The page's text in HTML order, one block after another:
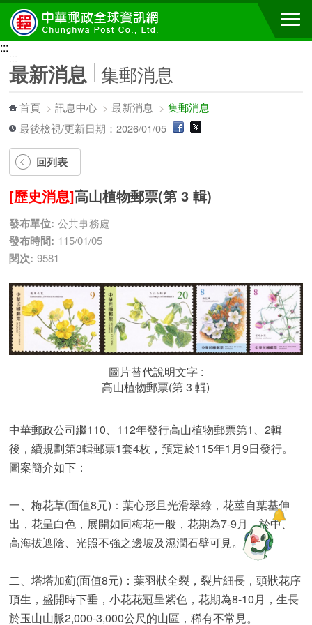
跳到主要內容區塊
:::
最新消息 集郵消息
首頁 >訊息中心 >最新消息 >集郵消息
最後檢視/更新日期：2026/01/05
回列表
[歷史消息]高山植物郵票(第 3 輯)
發布單位: 公共事務處
發布時間: 115/01/05
閱次: 9581
圖片替代說明文字 :
高山植物郵票(第 3 輯)
中華郵政公司繼110、112年發行高山植物郵票第1、2輯
後，續規劃第3輯郵票1套4枚，預定於115年1月9日發行。
圖案簡介如下：
一、梅花草(面值8元)：葉心形且光滑翠綠，花莖自葉基伸
出，花呈白色，展開如同梅花一般，花期為7-9月，於中、
高海拔遮陰、光照不強之邊坡及濕潤石壁可見。
二、塔塔加薊(面值8元)：葉羽狀全裂，裂片細長，頭狀花序
頂生，盛開時下垂，小花花冠呈紫色，花期為8-10月，生長
於玉山山脈2,000-3,000公尺的山區，稀有不常見。